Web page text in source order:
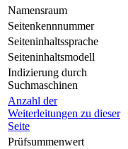
Namensraum
Seitenkennnummer
Seiteninhaltssprache
Seiteninhaltsmodell
Indizierung durch
Suchmaschinen
Anzahl der
Weiterleitungen zu dieser
Seite
Prüfsummenwert